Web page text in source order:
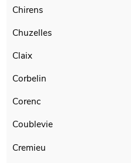
Chirens
Chuzelles
Claix
Corbelin
Corenc
Coublevie
Cremieu